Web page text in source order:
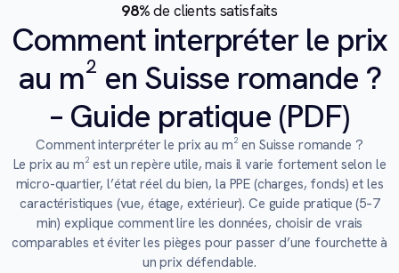
98%de clients satisfaits
Comment interpréter le prix
au m² en Suisse romande ?
– Guide pratique (PDF)
Comment interpréter le prix au m² en Suisse romande ?
Le prix au m² est un repère utile, mais il varie fortement selon le
micro-quartier, l’état réel du bien, la PPE (charges, fonds) et les
caractéristiques (vue, étage, extérieur). Ce guide pratique (5–7
min) explique comment lire les données, choisir de vrais
comparables et éviter les pièges pour passer d’une fourchette à
un prix défendable.